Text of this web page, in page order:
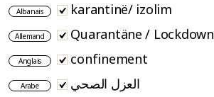
Albanais karantinë/ izolim
Allemand Quarantäne / Lockdown
Anglais confinement
Arabe العزل الصحي